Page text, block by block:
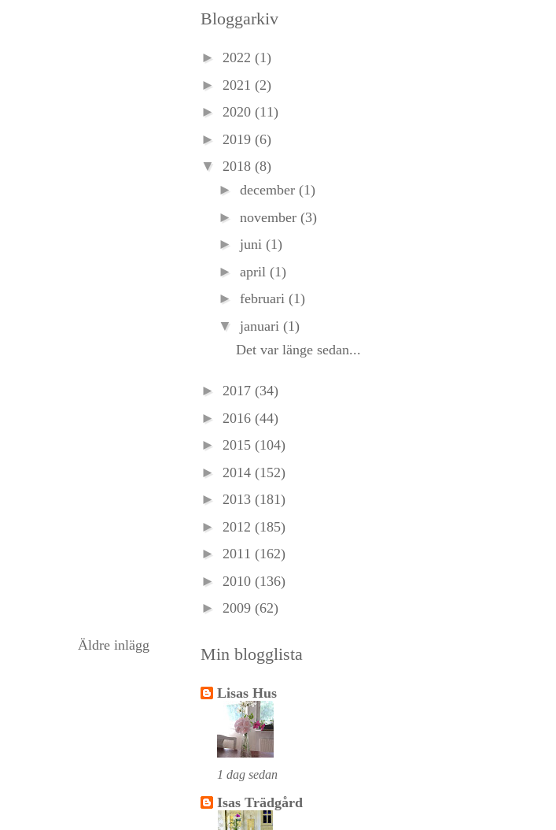
Äldre inlägg
Bloggarkiv
► 2022 (1)
► 2021 (2)
► 2020 (11)
► 2019 (6)
▼ 2018 (8)
► december (1)
► november (3)
► juni (1)
► april (1)
► februari (1)
▼ januari (1)
Det var länge sedan...
► 2017 (34)
► 2016 (44)
► 2015 (104)
► 2014 (152)
► 2013 (181)
► 2012 (185)
► 2011 (162)
► 2010 (136)
► 2009 (62)
Min blogglista
Lisas Hus
1 dag sedan
Isas Trädgård